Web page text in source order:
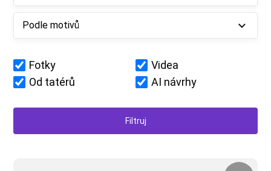
Podle motivů
Fotky
Videa
Od tatérů
AI návrhy